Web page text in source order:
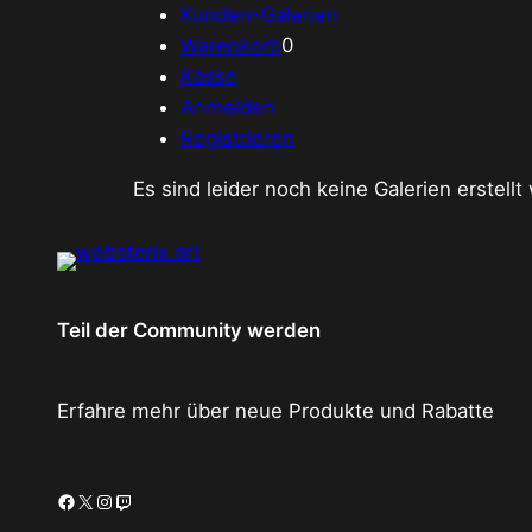
Kunden-Galerien
Warenkorb0
Kasse
Anmelden
Registrieren
Es sind leider noch keine Galerien erstellt
Teil der Community werden
Erfahre mehr über neue Produkte und Rabatte
Facebook X Instagram Twitch